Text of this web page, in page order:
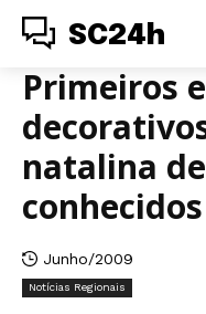
SC24h
Primeiros
natalina
Junho/2009
Notícias Regionais